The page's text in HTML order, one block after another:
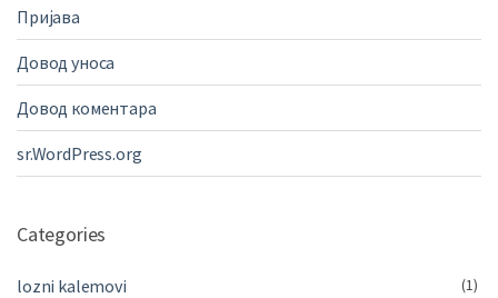
Пријава
Довод уноса
Довод коментара
sr.WordPress.org
Categories
lozni kalemovi (1)